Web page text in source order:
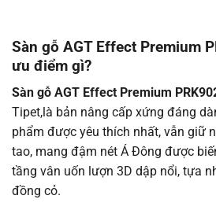
Sàn gỗ AGT Effect Premium
ưu điểm gì?
Sàn gỗ AGT Effect Premium
Tipet,là bản nâng cấp xứng đáng
phẩm được yêu thích nhất, vẫn giữ
tao, mang đậm nét Á Đông được
tầng vân uốn lượn 3D dập nổi, tựa
đồng cỏ.